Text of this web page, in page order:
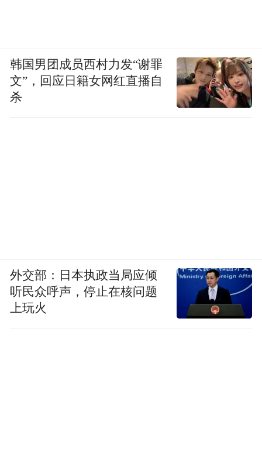
韩国男团成员西村力发“谢罪
文”，回应日籍女网红直播自
杀
外交部：日本执政当局应倾
听民众呼声，停止在核问题
上玩火